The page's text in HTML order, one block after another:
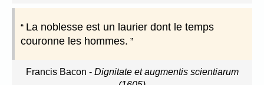
La noblesse est un laurier dont le temps
couronne les hommes.
Francis Bacon - Dignitate et augmentis scientiarum